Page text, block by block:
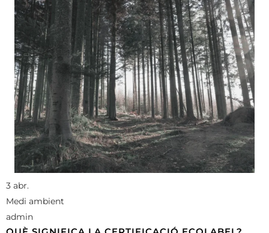
3 abr.
Medi ambient
admin